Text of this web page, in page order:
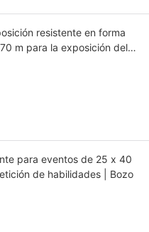
resistente en forma
m para la exposición del
para eventos de 25 x 40
de habilidades | Bozo